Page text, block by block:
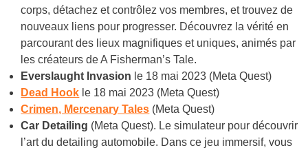
corps, détachez et contrôlez vos membres, et trouvez de
nouveaux liens pour progresser. Découvrez la vérité en
parcourant des lieux magnifiques et uniques, animés par
les créateurs de A Fisherman’s Tale.
Everslaught Invasion le 18 mai 2023 (Meta Quest)
Dead Hook le 18 mai 2023 (Meta Quest)
Crimen, Mercenary Tales (Meta Quest)
Car Detailing (Meta Quest). Le simulateur pour découvrir
l’art du detailing automobile. Dans ce jeu immersif, vous